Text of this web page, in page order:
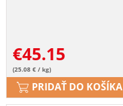
€45.15
(25.08 € / kg)
PRIDAŤ DO KOŠÍKA